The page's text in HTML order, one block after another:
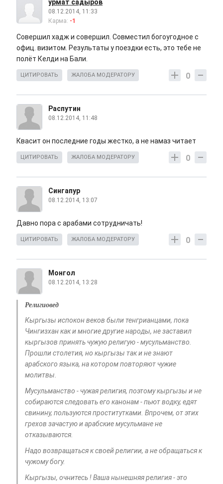
урмат садыров
08.12.2014, 11:33
Карма: -1
Совершил хадж и совершил. Совместил богоугодное с
офиц. визитом. Результаты у поездки есть, это тебе не
полёт Келди на Бали.
0
ЦИТИРОВАТЬ ЖАЛОБА МОДЕРАТОРУ
Распутин
08.12.2014, 11:48
Квасит он последние годы жестко, а не намаз читает
0
ЦИТИРОВАТЬ ЖАЛОБА МОДЕРАТОРУ
Сингапур
08.12.2014, 13:07
Давно пора с арабами сотрудничать!
0
ЦИТИРОВАТЬ ЖАЛОБА МОДЕРАТОРУ
Монгол
08.12.2014, 13:28
Религиовед
Кыргызы испокон веков были тенгрианцами, пока
Чингизхан как и многие другие народы, не заставил
кыргызов принять чужую религую - мусульманство.
Прошли столетия, но кыргызы так и не знают
арабского языка, на котором повторяют чужие
молитвы.
Мусульманство - чужая религия, поэтому кыргызы и не
собираются следовать его канонам - пьют водку, едят
свинину, пользуются проститутками. Впрочем, от этих
грехов зачастую и арабские мусульмане не
отказываются.
Надо возвращаться к своей религии, а не обращаться к
чужому богу.
Кыргызы, очнитесь ! Ваша нынешняя религия - это